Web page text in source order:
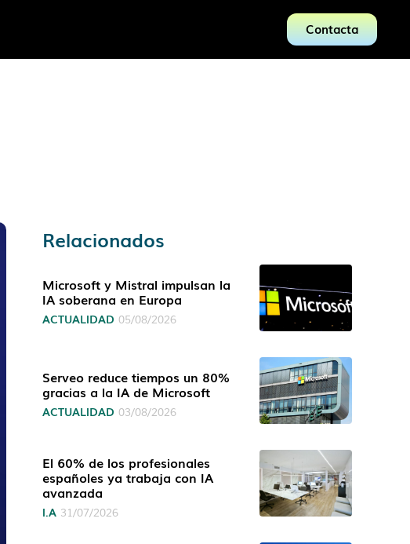
Contacta
Relacionados
Microsoft y Mistral impulsan la
IA soberana en Europa
ACTUALIDAD 05/08/2026
Serveo reduce tiempos un 80%
gracias a la IA de Microsoft
ACTUALIDAD 03/08/2026
El 60% de los profesionales
españoles ya trabaja con IA
avanzada
I.A 31/07/2026